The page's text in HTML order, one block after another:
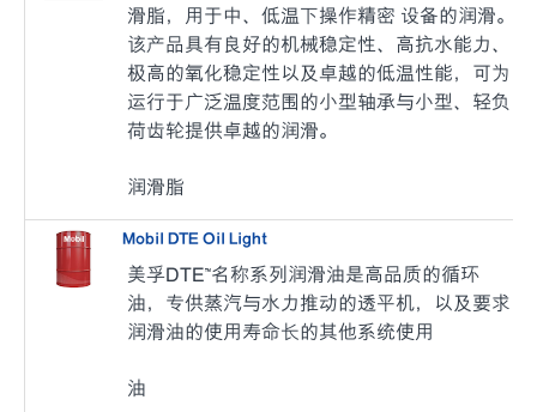
滑脂，用于中、低温下操作精密 设备的润滑。
该产品具有良好的机械稳定性、高抗水能力、
极高的氧化稳定性以及卓越的低温性能，可为
运行于广泛温度范围的小型轴承与小型、轻负
荷齿轮提供卓越的润滑。
润滑脂
Mobil DTE Oil Light
美孚DTE™名称系列润滑油是高品质的循环
油，专供蒸汽与水力推动的透平机，以及要求
润滑油的使用寿命长的其他系统使用
油